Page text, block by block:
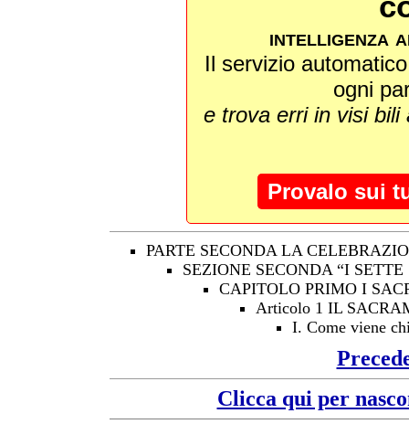
intelligenza
Il servizio
ogni
e trova erri in visi
Provalo sui
PARTE SECONDA LA
SEZIONE SECONDA “I
CAPITOLO PRIMO I
Articolo 1 IL
I. Come viene
Clicca qui per